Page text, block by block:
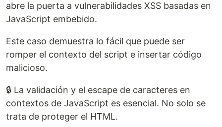
abre la puerta a vulnerabilidades XSS basadas en
JavaScript embebido.
Este caso demuestra lo fácil que puede ser
romper el contexto del script e insertar código
malicioso.
🔒 La validación y el escape de caracteres en
contextos de JavaScript es esencial. No solo se
trata de proteger el HTML.